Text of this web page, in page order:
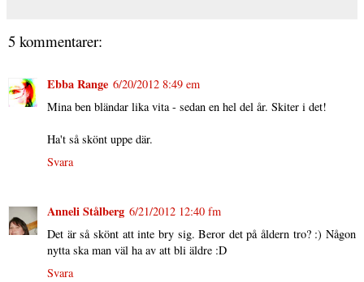
5 kommentarer:
Ebba Range 6/20/2012 8:49 em
Mina ben bländar lika vita - sedan en hel del år. Skiter i det!
Ha't så skönt uppe där.
Svara
Anneli Stålberg 6/21/2012 12:40 fm
Det är så skönt att inte bry sig. Beror det på åldern tro? :) Någon
nytta ska man väl ha av att bli äldre :D
Svara